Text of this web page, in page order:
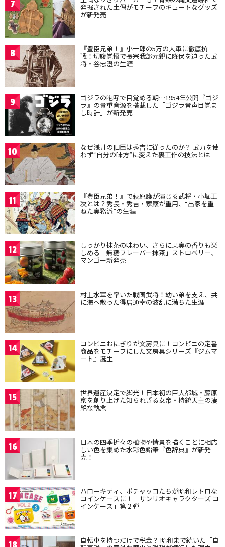
7 発掘された土偶がモチーフのキュートなグッズ
が新発売
8 『豊臣兄弟！』小一郎の5万の大軍に徹底抗
戦！切腹覚悟で長宗我部元親に降伏を迫った武
将・谷忠澄の生涯
9 ゴジラの咆哮で目覚める朝…1954年公開『ゴジ
ラ』の貴重音源を搭載した「ゴジラ音声目覚ま
し時計」が新発売
10 なぜ浅井の旧臣は秀吉に従ったのか？ 武力を使
わず“自分の味方”に変えた裏工作の技法とは
11 『豊臣兄弟！』で萩原護が演じる武将・小堀正
次とは？秀長・秀吉・家康が重用、“出家を重
ねた実務派”の生涯
12 しっかり抹茶の味わい、さらに果実の香りも楽
しめる「無糖フレーバー抹茶」ストロベリー、
マンゴー新発売
13 村上水軍を率いた戦国武将！幼い弟を支え、共
に海へ散った得居通幸の波乱に満ちた生涯
14 コンビニおにぎりが文房具に！コンビニの定番
商品をモチーフにした文房具シリーズ『ジムマ
ート』誕生
15 世界遺産決定で脚光！日本初の巨大都城・藤原
京を創り上げた知られざる女帝・持統天皇の凄
絶な執念
16 日本の四季折々の植物や情景を描くことに相応
しい色を集めた水彩色鉛筆『色辞典』が新発
売！
17 ハローキティ、ポチャッコたちが昭和レトロな
コインケースに！「サンリオキャラクターズ コ
インケース」第２弾
自転車を持つだけで税金？ 昭和まで続いた「自